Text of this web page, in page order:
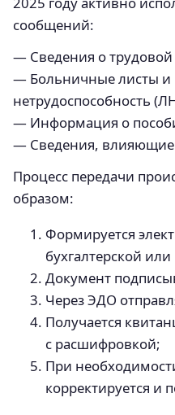
сообщений:
— Сведения о трудовой
— Больничные листы и
нетрудоспособность
— Информация о
— Сведения, влияющие
Процесс передачи
образом:
Формируется
бухгалтерской
Документ
Через ЭДО
Получается
с расшифровкой;
При
корректируется и